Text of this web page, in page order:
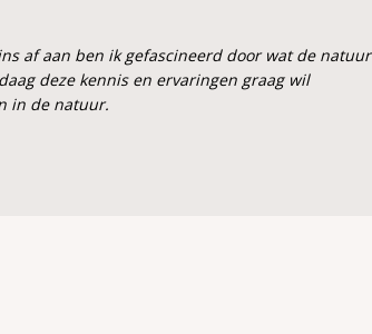
af aan ben ik gefascineerd door wat de natuur
deze kennis en ervaringen graag wil
in de natuur.